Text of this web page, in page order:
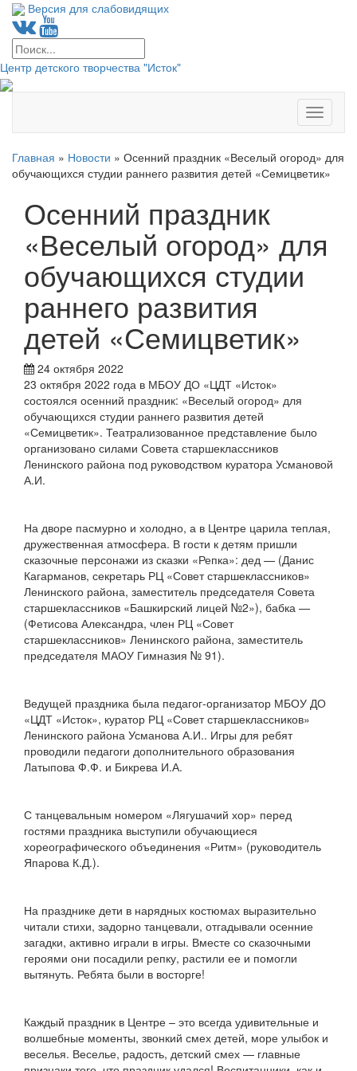
Версия для слабовидящих
Центр детского творчества "Исток"
Меню
Главная » Новости » Осенний праздник «Веселый огород» для
обучающихся студии раннего развития детей «Семицветик»
Осенний праздник
«Веселый огород» для
обучающихся студии
раннего развития
детей «Семицветик»
24 октября 2022
23 октября 2022 года в МБОУ ДО «ЦДТ «Исток»
состоялся осенний праздник: «Веселый огород» для
обучающихся студии раннего развития детей
«Семицветик». Театрализованное представление было
организовано силами Совета старшеклассников
Ленинского района под руководством куратора Усмановой
А.И.
На дворе пасмурно и холодно, а в Центре царила теплая,
дружественная атмосфера. В гости к детям пришли
сказочные персонажи из сказки «Репка»: дед — (Данис
Кагарманов, секретарь РЦ «Совет старшеклассников»
Ленинского района, заместитель председателя Совета
старшеклассников «Башкирский лицей №2»), бабка —
(Фетисова Александра, член РЦ «Совет
старшеклассников» Ленинского района, заместитель
председателя МАОУ Гимназия № 91).
Ведущей праздника была педагог-организатор МБОУ ДО
«ЦДТ «Исток», куратор РЦ «Совет старшеклассников»
Ленинского района Усманова А.И.. Игры для ребят
проводили педагоги дополнительного образования
Латыпова Ф.Ф. и Бикрева И.А.
С танцевальным номером «Лягушачий хор» перед
гостями праздника выступили обучающиеся
хореографического объединения «Ритм» (руководитель
Япарова К.Д.).
На празднике дети в нарядных костюмах выразительно
читали стихи, задорно танцевали, отгадывали осенние
загадки, активно играли в игры. Вместе со сказочными
героями они посадили репку, растили ее и помогли
вытянуть. Ребята были в восторге!
Каждый праздник в Центре – это всегда удивительные и
волшебные моменты, звонкий смех детей, море улыбок и
веселья. Веселье, радость, детский смех — главные